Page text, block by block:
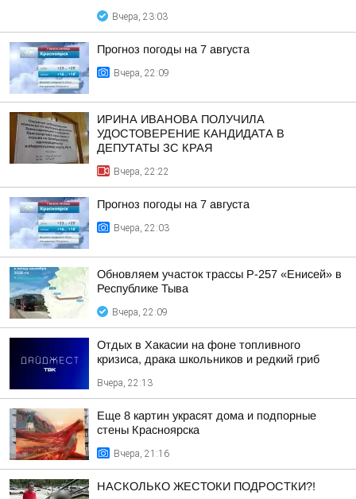
Вчера, 23:03
Прогноз погоды на 7 августа
Вчера, 22:09
ИРИНА ИВАНОВА ПОЛУЧИЛА
УДОСТОВЕРЕНИЕ КАНДИДАТА В
ДЕПУТАТЫ ЗС КРАЯ
Вчера, 22:22
Прогноз погоды на 7 августа
Вчера, 22:03
Обновляем участок трассы Р-257 «Енисей» в
Республике Тыва
Вчера, 22:09
Отдых в Хакасии на фоне топливного
кризиса, драка школьников и редкий гриб
Вчера, 22:13
Еще 8 картин украсят дома и подпорные
стены Красноярска
Вчера, 21:16
НАСКОЛЬКО ЖЕСТОКИ ПОДРОСТКИ?!